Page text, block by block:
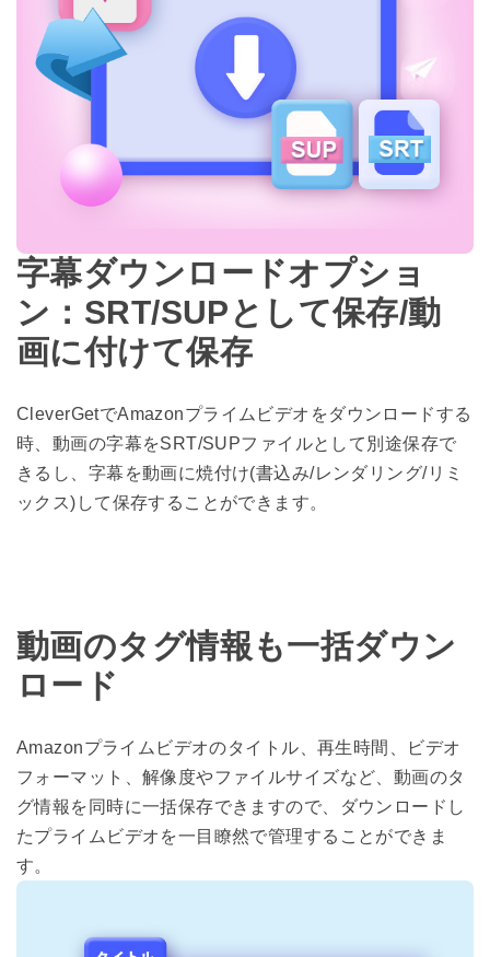
字幕ダウンロードオプショ
ン：SRT/SUPとして保存/動
画に付けて保存
CleverGetでAmazonプライムビデオをダウンロードする
時、動画の字幕をSRT/SUPファイルとして別途保存で
きるし、字幕を動画に焼付け(書込み/レンダリング/リミ
ックス)して保存することができます。
動画のタグ情報も一括ダウン
ロード
Amazonプライムビデオのタイトル、再生時間、ビデオ
フォーマット、解像度やファイルサイズなど、動画のタ
グ情報を同時に一括保存できますので、ダウンロードし
たプライムビデオを一目瞭然で管理することができま
す。